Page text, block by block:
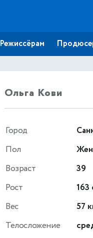
Режиссёрам
Ольга Кови
Город
Пол
Возраст
39
Рост
163
Вес
57
Телосложение